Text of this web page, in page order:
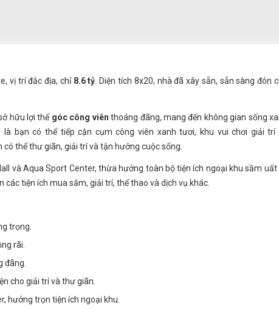
vị trí đắc địa, chỉ 8.6 tỷ . Diện tích 8x20, nhà đã xây sẵn, sẵn sàng đón
hữu lợi thế góc công viên thoáng đãng, mang đến không gian sống
bạn có thể tiếp cận cụm công viên xanh tươi, khu vui chơi giải trí
thể thư giãn, giải trí và tận hưởng cuộc sống.
và Aqua Sport Center, thừa hưởng toàn bộ tiện ích ngoại khu sầm uất
các tiện ích mua sắm, giải trí, thể thao và dịch vụ khác.
trọng.
rãi.
đãng.
cho giải trí và thư giãn.
hưởng trọn tiện ích ngoại khu.